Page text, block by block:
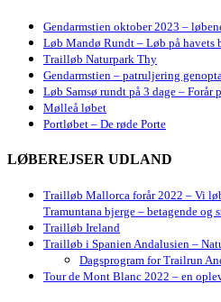
Gendarmstien oktober 2023 –
Løb Mandø Rundt – Løb på havets
Trailløb Naturpark Thy
Gendarmstien – patruljering
Løb Samsø rundt på 3 dage – Forår
Mølleå løbet
Portløbet – De røde Porte
LØBEREJSER UDLAND
Trailløb Mallorca forår 2022 – Vi
Tramuntana bjerge – betagende og
Trailløb Ireland
Trailløb i Spanien Andalusien –
Dagsprogram for Trailrun
Tour de Mont Blanc 2022 – en